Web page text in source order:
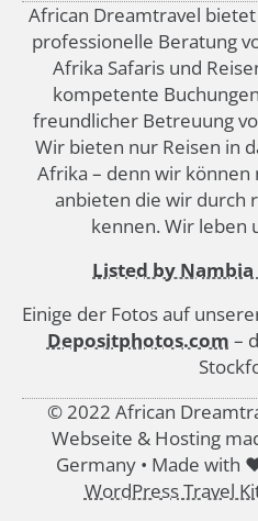
African Dreamtravel
professionelle Beratung
Afrika Safaris und
kompetente
freundlicher Betreuung
Wir bieten nur Reisen in
Afrika – denn wir
anbieten die wir durch
kennen. Wir leben
Listed by
Einige der Fotos auf
Depositphotos.com –
© 2022 African
Webseite & Hosting
Germany • Made with
WordPress Travel